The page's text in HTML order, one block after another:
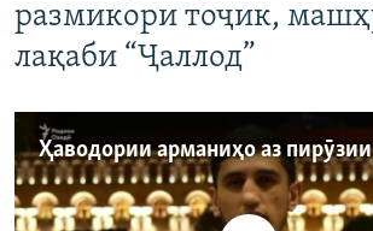
размикори тоҷик,
лақаби “Ҷаллод”